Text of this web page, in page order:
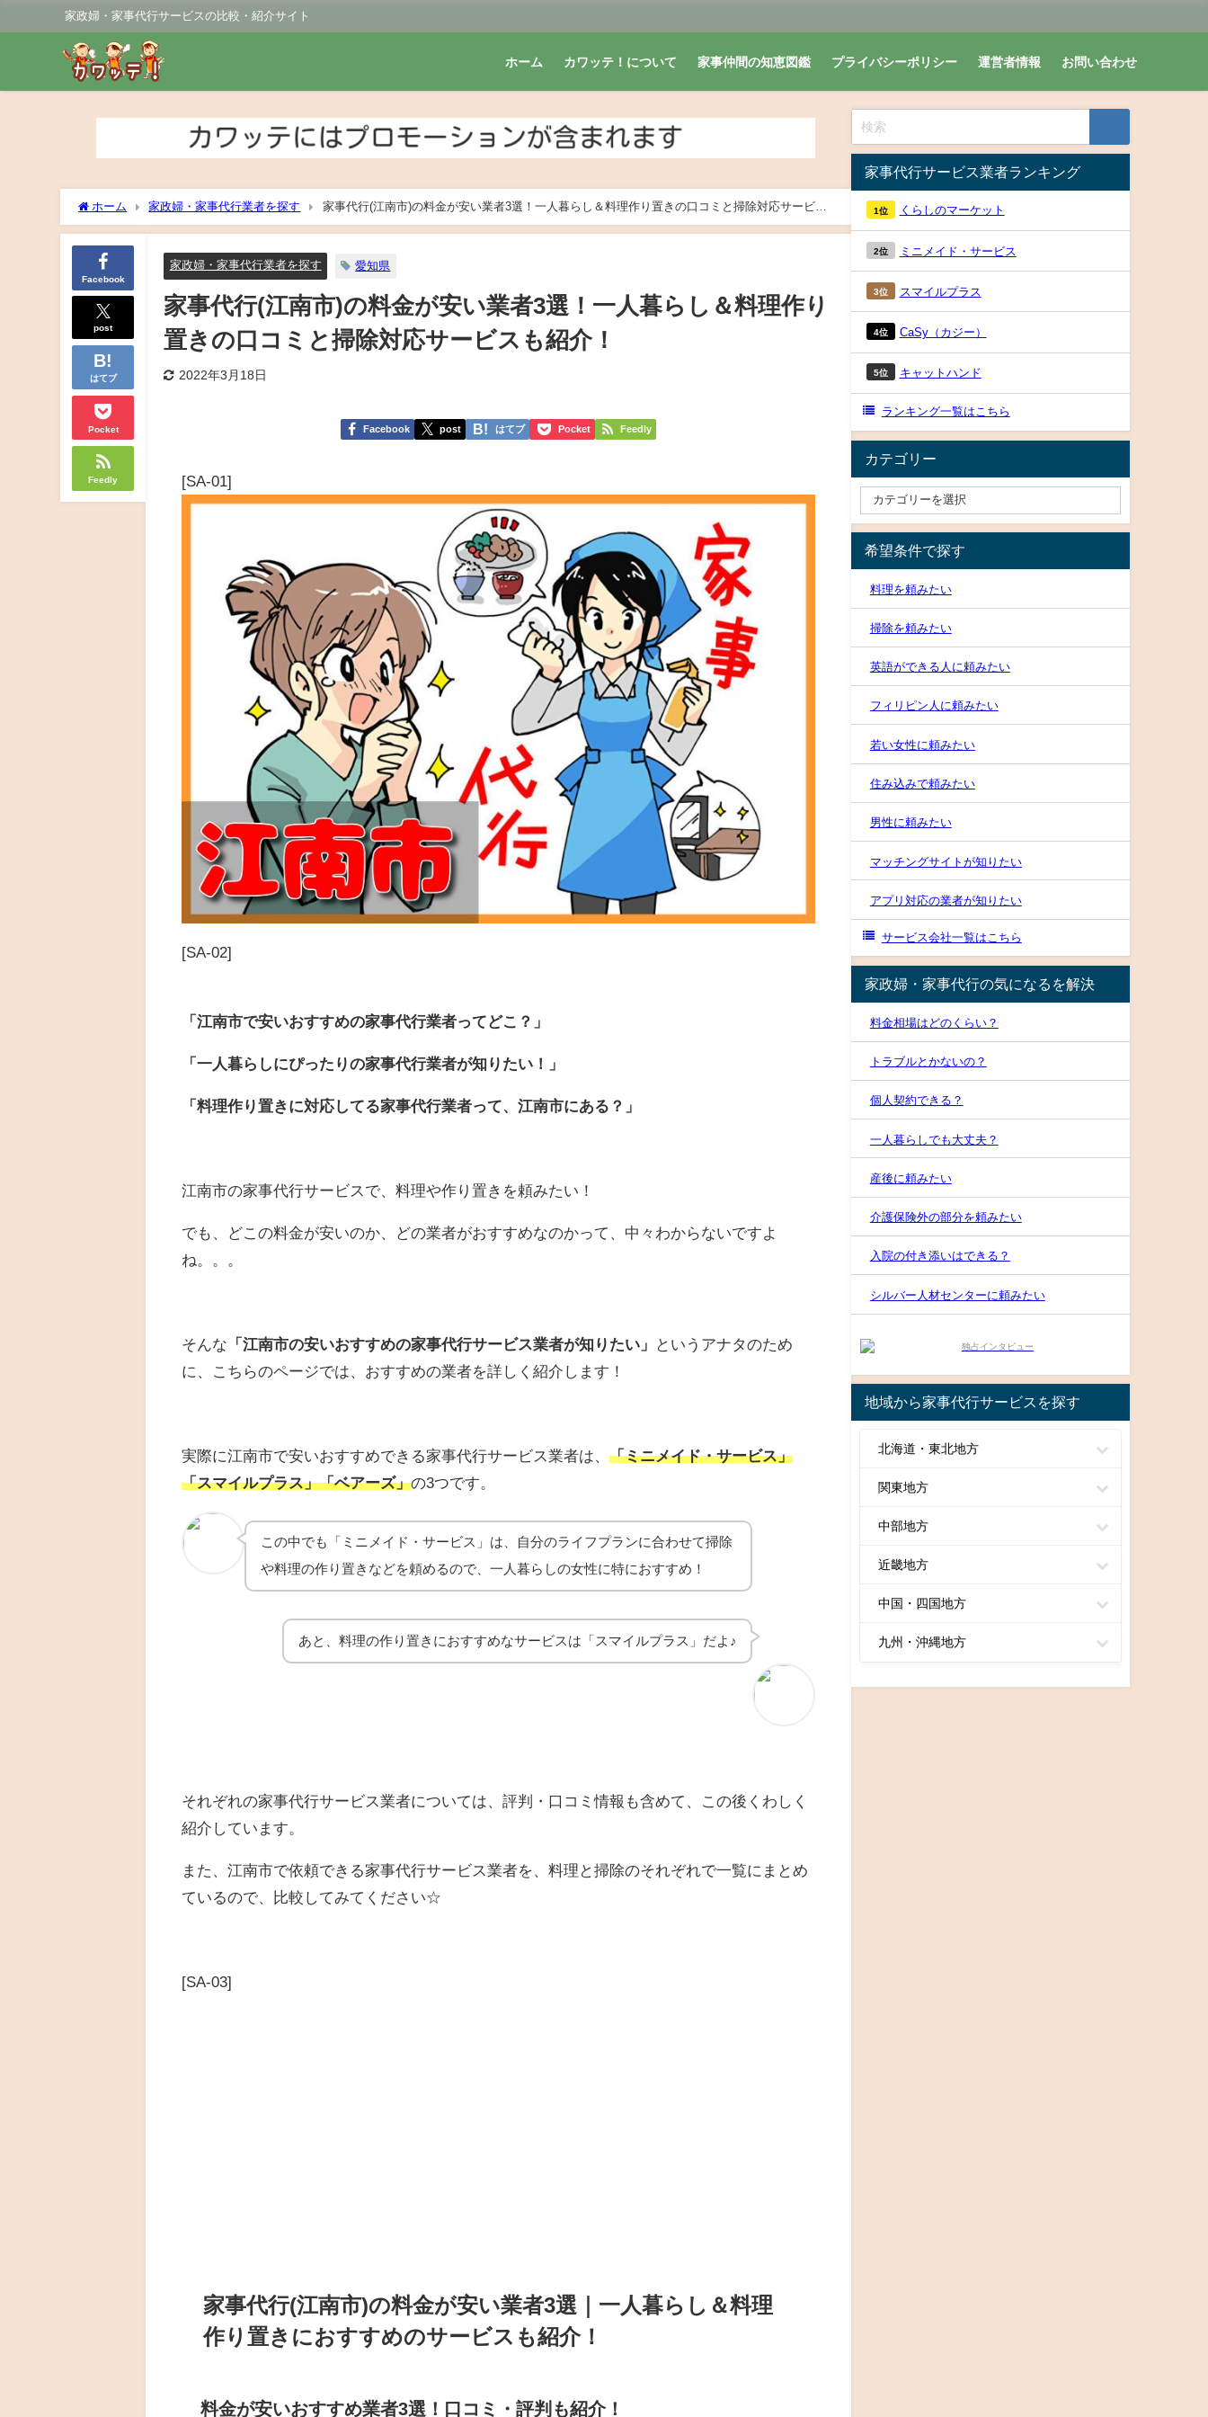
家政婦・家事代行サービスの比較・紹介サイト
ホーム カワッテ！について 家事仲間の知恵図鑑 プライバシーポリシー 運営者情報 お問い合わせ
ホーム 家政婦・家事代行業者を探す
家事代行(江南市)の料金が安い業者3選！一人暮らし＆料理作り置きの口コミと掃除対応サービス
も紹介！
Facebook
post
はてブ
Pocket
Feedly
家政婦・家事代行業者を探す 愛知県
家事代行(江南市)の料金が安い業者3選！一人暮らし＆料理作り
置きの口コミと掃除対応サービスも紹介！
2022年3月18日
Facebook post はてブ Pocket Feedly
[SA-01]
[SA-02]
「江南市で安いおすすめの家事代行業者ってどこ？」
「一人暮らしにぴったりの家事代行業者が知りたい！」
「料理作り置きに対応してる家事代行業者って、江南市にある？」
江南市の家事代行サービスで、料理や作り置きを頼みたい！
でも、どこの料金が安いのか、どの業者がおすすめなのかって、中々わからないですよ
ね。。。
そんな 「江南市の安いおすすめの家事代行サービス業者が知りたい」
というアナタのため
に、こちらのページでは、おすすめの業者を詳しく紹介します！
実際に江南市で安いおすすめできる家事代行サービス業者は、「ミニメイド・サービス」
「スマイルプラス」「ベアーズ」の3つです。
この中でも「ミニメイド・サービス」は、自分のライフプランに合わせて掃除
や料理の作り置きなどを頼めるので、一人暮らしの女性に特におすすめ！
あと、料理の作り置きにおすすめなサービスは「スマイルプラス」だよ♪
それぞれの家事代行サービス業者については、評判・口コミ情報も含めて、この後くわしく
紹介しています。
また、江南市で依頼できる家事代行サービス業者を、料理と掃除のそれぞれで一覧にまとめ
ているので、比較してみてください☆
[SA-03]
家事代行(江南市)の料金が安い業者3選｜一人暮らし＆料理
作り置きにおすすめのサービスも紹介！
料金が安いおすすめ業者3選！口コミ・評判も紹介！
家事代行サービス業者ランキング
1位 くらしのマーケット
2位 ミニメイド・サービス
3位 スマイルプラス
4位 CaSy（カジー）
5位 キャットハンド
ランキング一覧はこちら
カテゴリー
希望条件で探す
料理を頼みたい
掃除を頼みたい
英語ができる人に頼みたい
フィリピン人に頼みたい
若い女性に頼みたい
住み込みで頼みたい
男性に頼みたい
マッチングサイトが知りたい
アプリ対応の業者が知りたい
サービス会社一覧はこちら
家政婦・家事代行の気になるを解決
料金相場はどのくらい？
トラブルとかないの？
個人契約できる？
一人暮らしでも大丈夫？
産後に頼みたい
介護保険外の部分を頼みたい
入院の付き添いはできる？
シルバー人材センターに頼みたい
地域から家事代行サービスを探す
北海道・東北地方
関東地方
中部地方
近畿地方
中国・四国地方
九州・沖縄地方